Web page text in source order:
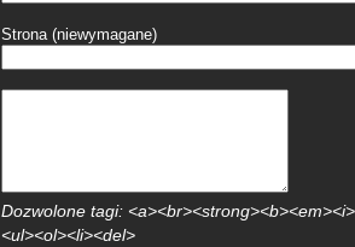
Strona (niewymagane)
Dozwolone tagi:
<ul><ol><li><del>